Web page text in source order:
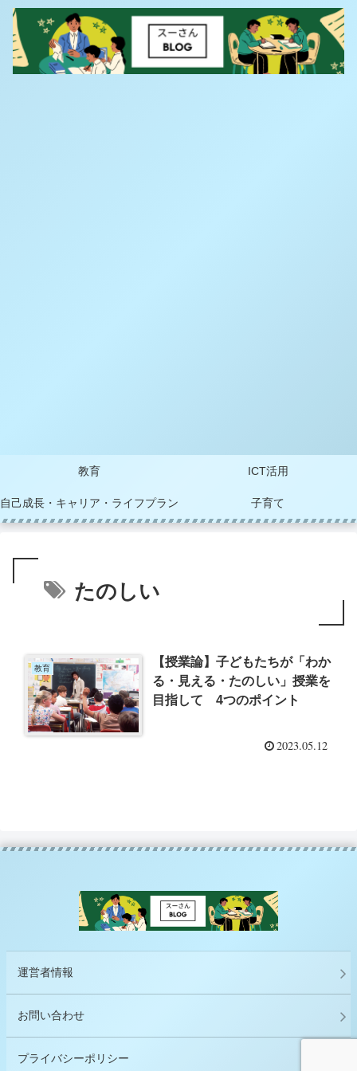
教育 ICT活用
自己成長・キャリア・ライフプラン 子育て
たのしい
教育
【授業論】子どもたちが「わか
る・見える・たのしい」授業を
目指して 4つのポイント
2023.05.12
運営者情報
お問い合わせ
プライバシーポリシー